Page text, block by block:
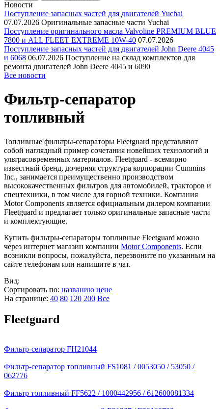
Новости
Поступление запасных частей для двигателей Yuchai
07.07.2026 Оригинальные запасные части Yuchai
Поступление оригинального масла Valvoline PREMIUM BLUE
7800 и ALL FLEET EXTREME 10W-40 07.07.2026
Поступление запасных частей для двигателей John Deere 4045
и 6068 06.07.2026 Поступление на склад комплектов для
ремонта двигателей John Deere 4045 и 6090
Все новости
Фильтр-сепаратор
топливный
Топливные фильтры-сепараторы Fleetguard представляют
собой наглядный пример сочетания новейших технологий и
ультрасовременных материалов. Fleetguard - всемирно
известный бренд, дочерняя структура корпорации Cummins
Inc., занимается преимущественно производством
высококачественных фильтров для автомобилей, тракторов и
спецтехники, в том числе для горной техники. Компания
Motor Components является официальным дилером компании
Fleetguard и предлагает только оригинальные запасные части
и комплектующие.
Купить фильтры-сепараторы топливные Fleetguard можно
через интернет магазин компании Motor Components. Если
возникли вопросы, пожалуйста, перезвоните по указанным на
сайте телефонам или напишите в чат.
Вид:
Сортировать по: названию цене
На странице: 40 80 120 200 Все
Fleetguard
Фильтр-сепаратор FH21044
Фильтр-сепаратор топливный FS1081 / 0053050 / 53050 /
062776
Фильтр топливный FF5622 / 1000442956 / 612600081334